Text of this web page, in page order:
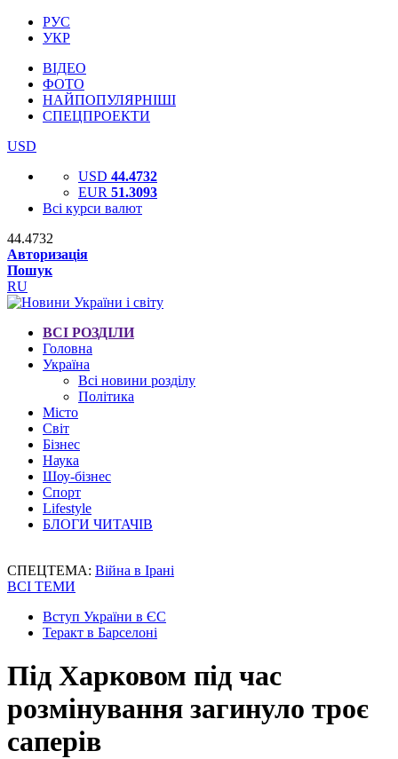
РУС
УКР
ВІДЕО
ФОТО
НАЙПОПУЛЯРНІШІ
СПЕЦПРОЕКТИ
USD
USD 44.4732
EUR 51.3093
Всі курси валют
44.4732
Авторизація
Пошук
RU
ВСІ РОЗДІЛИ
Головна
Україна
Всі новини розділу
Політика
Місто
Світ
Бізнес
Наука
Шоу-бізнес
Спорт
Lifestyle
БЛОГИ ЧИТАЧІВ
СПЕЦТЕМА: Війна в Ірані
ВСІ ТЕМИ
Вступ України в ЄС
Теракт в Барселоні
Під Харковом під час
розмінування загинуло троє
саперів